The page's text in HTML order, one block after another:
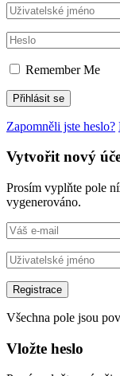
Remember Me
Zapomněli jste heslo?
Vytvořit nový
Prosím vyplňte pole
vygenerováno.
Všechna pole jsou
Vložte heslo